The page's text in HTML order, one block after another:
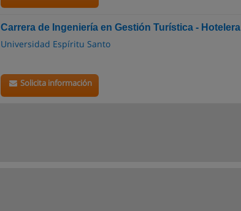
Carrera de Ingeniería en Gestión Turística - Hotelera
Universidad Espíritu Santo
Solicita información